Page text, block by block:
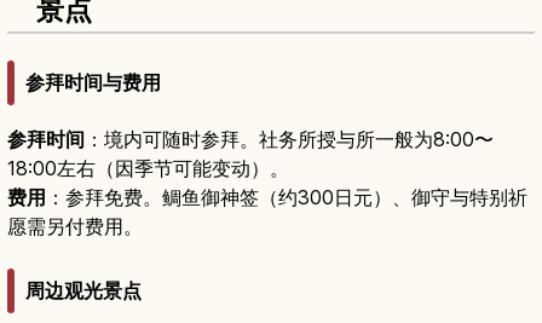
景点
参拜时间与费用
参拜时间 ：境内可随时参拜。社务所授与所一般为8:00〜
18:00左右（因季节可能变动）。
费用 ：参拜免费。鲷鱼御神签（约300日元）、御守与特别祈
愿需另付费用。
周边观光景点